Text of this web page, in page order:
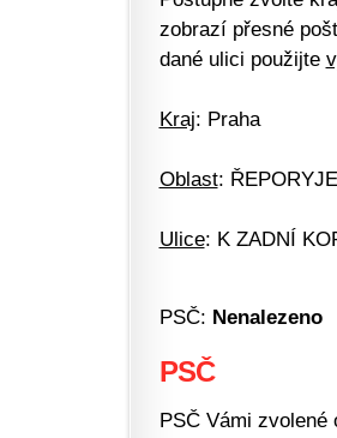
zobrazí přesné
dané ulici použijte
Kraj: Praha
Oblast: ŘEPORYJE
Ulice: K ZADNÍ
PSČ: Nenalezeno
PSČ
PSČ Vámi zvolené